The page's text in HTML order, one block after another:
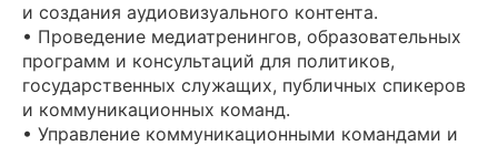
и создания аудиовизуального контента.
• Проведение медиатренингов, образовательных
программ и консультаций для политиков,
государственных служащих, публичных спикеров
и коммуникационных команд.
• Управление коммуникационными командами и